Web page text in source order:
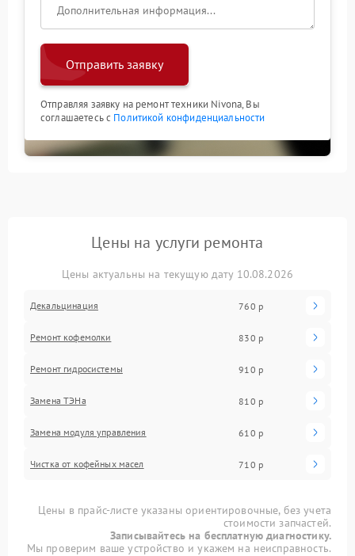
Отправить заявку
Отправляя заявку на ремонт техники Nivona, Вы
соглашаетесь с Политикой конфиденциальности
Цены на услуги ремонта
Цены актуальны на текущую дату 10.08.2026
Декальцинация 760 р
Ремонт кофемолки 830 р
Ремонт гидросистемы 910 р
Замена ТЭНа 810 р
Замена модуля управления 610 р
Чистка от кофейных масел 710 р
Цены в прайс-листе указаны ориентировочные, без учета
стоимости запчастей.
Записывайтесь на бесплатную диагностику.
Мы проверим ваше устройство и укажем на неисправность.